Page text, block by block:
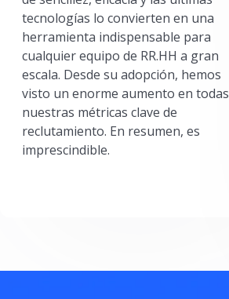
tecnologías lo convierten en una
herramienta indispensable para
cualquier equipo de RR.HH a gran
escala. Desde su adopción, hemos
visto un enorme aumento en todas
nuestras métricas clave de
reclutamiento. En resumen, es
imprescindible.